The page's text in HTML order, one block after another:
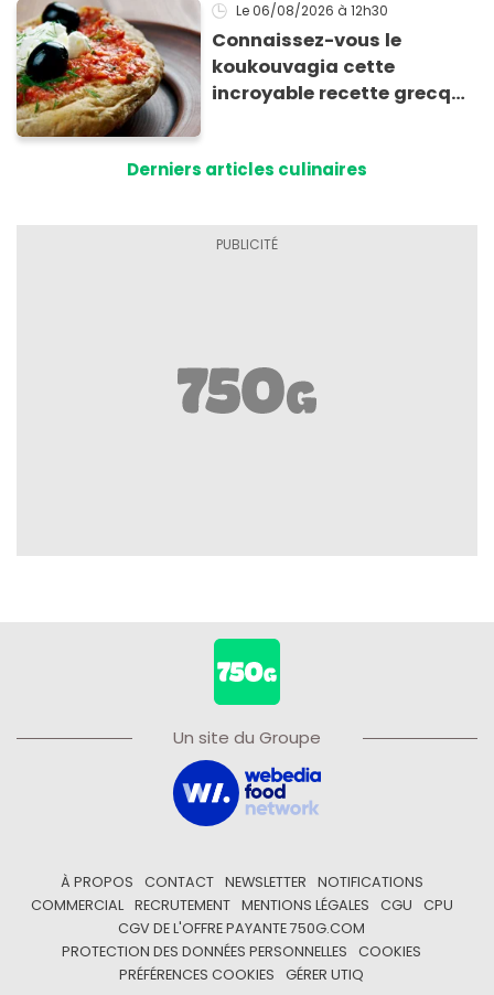
Le 06/08/2026 à 12h30
Connaissez-vous le
koukouvagia cette
incroyable recette grecque
Derniers articles culinaires
Un site du Groupe
À PROPOS CONTACT NEWSLETTER
NOTIFICATIONS
COMMERCIAL
RECRUTEMENT MENTIONS LÉGALES CGU
CPU
CGV DE L'OFFRE PAYANTE 750G.COM
PROTECTION DES DONNÉES PERSONNELLES
COOKIES
PRÉFÉRENCES COOKIES
GÉRER UTIQ